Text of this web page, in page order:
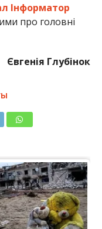
Інформатор
про головні
Євгенія Глубінок